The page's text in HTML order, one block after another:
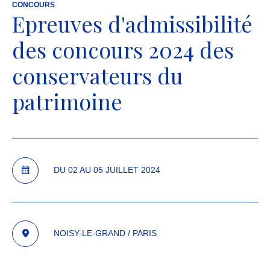
CONCOURS
Epreuves d'admissibilité
des concours 2024 des
conservateurs du
patrimoine
DU 02 AU 05 JUILLET 2024
NOISY-LE-GRAND / PARIS